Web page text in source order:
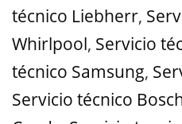
técnico Liebherr,
Whirlpool, Servicio
técnico Samsung,
Servicio técnico